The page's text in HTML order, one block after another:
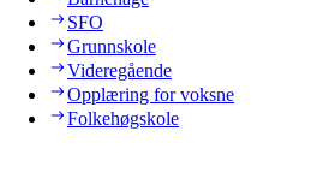
SFO
Grunnskole
Videregående
Opplæring for voksne
Folkehøgskole